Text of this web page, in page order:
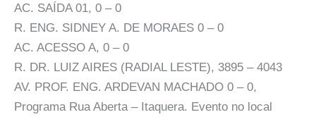
AC. SAÍDA 01, 0 – 0
R. ENG. SIDNEY A. DE MORAES 0 – 0
AC. ACESSO A, 0 – 0
R. DR. LUIZ AIRES (RADIAL LESTE), 3895 – 4043
AV. PROF. ENG. ARDEVAN MACHADO 0 – 0,
Programa Rua Aberta – Itaquera. Evento no local